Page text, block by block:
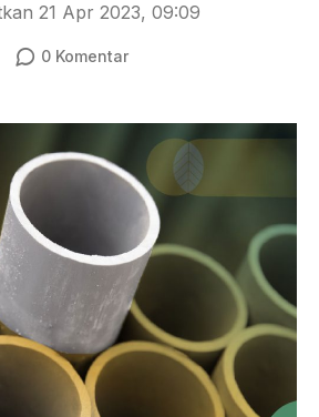
21 Apr 2023, 09:09
0Komentar